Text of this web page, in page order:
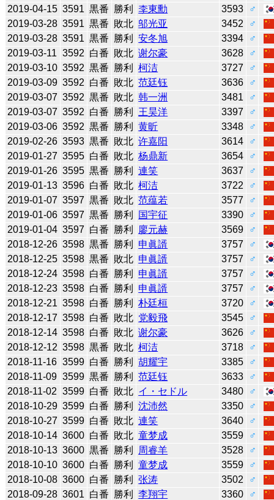
2019-04-15 3591 黒番 勝利 李東勳 3593
♂
2019-03-28 3591 黒番 敗北 邬光亚 3452
♂
2019-03-28 3591 黒番 勝利 安冬旭 3394
♂
2019-03-11 3592 白番 敗北 谢尔豪 3628
♂
2019-03-10 3592 黒番 勝利 柯洁 3727
♂
2019-03-09 3592 白番 敗北 范廷钰 3636
♂
2019-03-07 3592 黒番 敗北 韩一洲 3481
♂
2019-03-07 3592 白番 勝利 王昊洋 3397
♂
2019-03-06 3592 黒番 勝利 黄昕 3348
♂
2019-02-26 3593 黒番 敗北 许嘉阳 3614
♂
2019-01-27 3595 白番 敗北 杨鼎新 3654
♂
2019-01-26 3595 黒番 勝利 連笑 3637
♂
2019-01-13 3596 白番 敗北 柯洁 3722
♂
2019-01-07 3597 黒番 敗北 范蕴若 3577
♂
2019-01-06 3597 黒番 勝利 国宇征 3390
♂
2019-01-04 3597 白番 勝利 廖元赫 3569
♂
2018-12-26 3598 黒番 勝利 申眞諝 3757
♂
2018-12-25 3598 黒番 敗北 申眞諝 3757
♂
2018-12-24 3598 白番 勝利 申眞諝 3757
♂
2018-12-23 3598 白番 勝利 申眞諝 3757
♂
2018-12-21 3598 白番 勝利 朴廷桓 3720
♂
2018-12-17 3598 白番 敗北 党毅飛 3545
♂
2018-12-14 3598 白番 敗北 谢尔豪 3626
♂
2018-12-12 3598 黒番 敗北 柯洁 3718
♂
2018-11-16 3599 白番 勝利 胡耀宇 3385
♂
2018-11-09 3599 黒番 勝利 范廷钰 3633
♂
2018-11-02 3599 白番 敗北 イ・セドル 3480
♂
2018-10-29 3599 白番 勝利 沈沛然 3350
♂
2018-10-27 3599 白番 敗北 連笑 3640
♂
2018-10-14 3600 白番 敗北 童梦成 3559
♂
2018-10-13 3600 黒番 勝利 周睿羊 3528
♂
2018-10-10 3600 白番 勝利 童梦成 3559
♂
2018-10-08 3600 白番 勝利 张涛 3502
♂
2018-09-28 3601 白番 勝利 李翔宇 3360
♂